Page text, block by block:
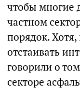
чтобы многие
частном
порядок. Хотя,
отстаивать
говорили о
секторе